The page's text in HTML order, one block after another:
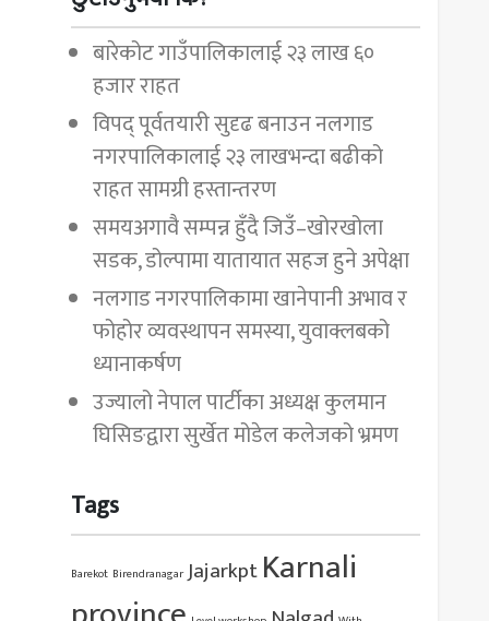
बारेकोट गाउँपालिकालाई २३ लाख ६०
हजार राहत
विपद् पूर्वतयारी सुदृढ बनाउन नलगाड
नगरपालिकालाई २३ लाखभन्दा बढीको
राहत सामग्री हस्तान्तरण
समयअगावै सम्पन्न हुँदै जिउँ–खोरखोला
सडक, डोल्पामा यातायात सहज हुने अपेक्षा
नलगाड नगरपालिकामा खानेपानी अभाव र
फोहोर व्यवस्थापन समस्या, युवाक्लबको
ध्यानाकर्षण
उज्यालो नेपाल पार्टीका अध्यक्ष कुलमान
घिसिङद्वारा सुर्खेत मोडेल कलेजको भ्रमण
Tags
Barekot Birendranagar JajarkptKarnali